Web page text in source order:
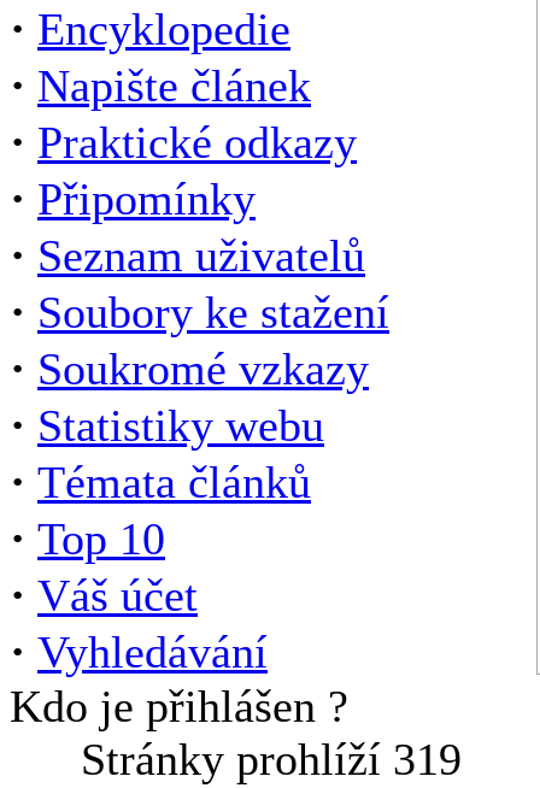
· Encyklopedie
· Napište článek
· Praktické odkazy
· Připomínky
· Seznam uživatelů
· Soubory ke stažení
· Soukromé vzkazy
· Statistiky webu
· Témata článků
· Top 10
· Váš účet
· Vyhledávání
Kdo je přihlášen ?
Stránky prohlíží 319